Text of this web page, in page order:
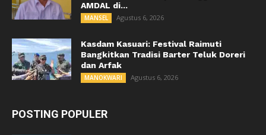
AMDAL di...
MANSEL Agustus 6, 2026
Kasdam Kasuari: Festival Raimuti
Bangkitkan Tradisi Barter Teluk Doreri
dan Arfak
MANOKWARI Agustus 6, 2026
POSTING POPULER